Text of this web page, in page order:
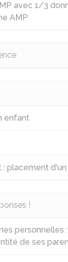
avec 1/3
AMP
enfant
: placement
!
personnelles
de ses